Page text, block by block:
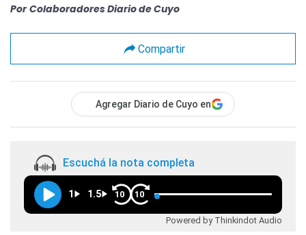
Por Colaboradores Diario de Cuyo
Compartir
Agregar Diario de Cuyo en
Escuchá la nota completa
1 1.5 10 10
Powered by Thinkindot Audio